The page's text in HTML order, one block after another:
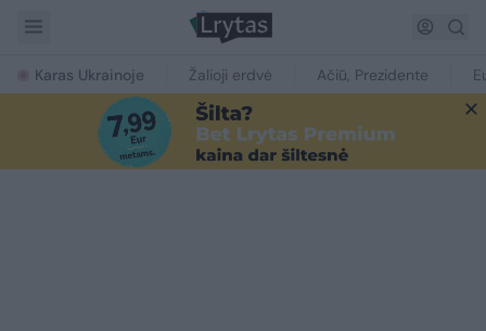
Karas Ukrainoje Žalioji erdvė Ačiū, Prezidente